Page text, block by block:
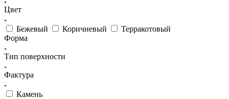
Цвет
Бежевый Коричневый
Терракотовый
Форма
Тип поверхности
Фактура
Камень